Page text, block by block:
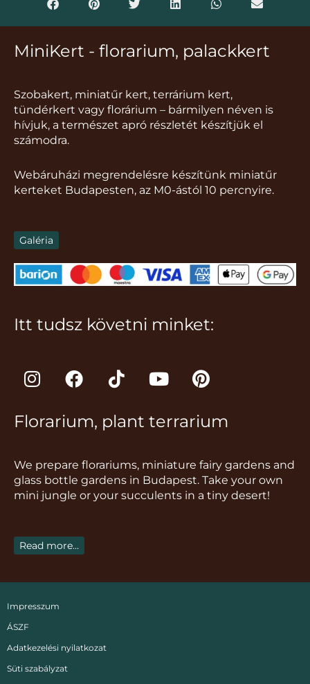
MiniKert - florarium, palackkert
Szobakert, miniatűr kert, terrárium kert,
tündérkert vagy florárium – bármilyen néven is
hívjuk, a természet apró részletét készítjük el
számodra.
Webáruházi megrendelésre készítünk miniatűr
kerteket Budapesten, az M0-ástól 10 percnyire.
Galéria
Itt tudsz követni minket:
I
n
t
g
r
a
F
a
e
o
o
k
T
i
t
k
Y
o
t
b
e
P
i
t
r
e
s
Florarium, plant terrarium
We prepare florariums, miniature fairy gardens and
glass bottle gardens in Budapest. Take your own
mini jungle or your succulents in a tiny desert!
Read more...
Impresszum
ÁSZF
Adatkezelési nyilatkozat
Süti szabályzat